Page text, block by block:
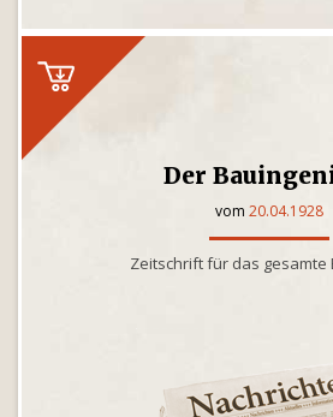
Der
vom 20.04.1928
Zeitschrift für das gesamte